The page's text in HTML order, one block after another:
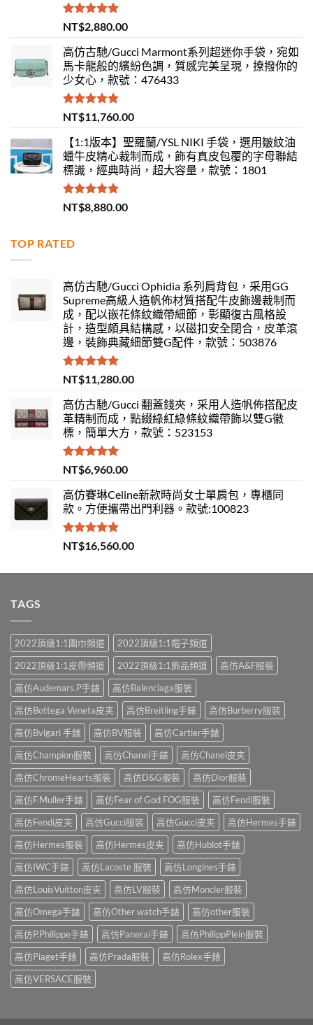
評分 5.00
滿分 5
NT$2,880.00
高仿古馳/Gucci Marmont系列超迷你手袋，宛如
馬卡龍般的繽紛色調，質感完美呈現，撩撥你的
少女心，款號：476433
評分5.00
滿分 5
NT$11,760.00
【1:1版本】聖羅蘭/YSL NIKI 手袋，選用皺紋油
蠟牛皮精心裁制而成，飾有真皮包覆的字母聯結
標識，經典時尚，超大容量，款號：1801
評分 5.00
滿分 5
NT$8,880.00
TOP RATED
高仿古馳/Gucci Ophidia 系列肩背包，采用GG
Supreme高級人造帆佈材質搭配牛皮飾邊裁制而
成，配以嵌花條紋織帶細節，彰顯復古風格設
計，造型頗具結構感，以磁扣安全閉合，皮革滾
邊，裝飾典藏細節雙G配件，款號：503876
評分5.00
滿分 5
NT$11,280.00
高仿古馳/Gucci 翻蓋錢夾，采用人造帆佈搭配皮
革精制而成，點綴綠紅綠條紋織帶飾以雙G徽
標，簡單大方，款號：523153
評分 5.00
滿分 5
NT$6,960.00
高仿賽琳Celine新款時尚女士單肩包，專櫃同
款。方便攜帶出門利器。款號:100823
評分5.00
滿分 5
NT$16,560.00
TAGS
2022頂級1:1圍巾頻道
2022頂級1:1帽子頻道
2022頂級1:1皮帶頻道
2022頂級1:1飾品頻道
高仿A&F服裝
高仿Audemars.P手錶
高仿Balenciaga服裝
高仿Bottega Veneta皮夹
高仿Breitling手錶
高仿Burberry服裝
高仿Bvlgari 手錶
高仿BV服裝
高仿Cartier手錶
高仿Champion服裝
高仿Chanel手錶
高仿Chanel皮夹
高仿ChromeHearts服裝
高仿D&G服裝
高仿Dior服裝
高仿F.Muller手錶
高仿Fear of God FOG服裝
高仿Fendi服裝
高仿Fendi皮夹
高仿Gucci服裝 高仿Gucci皮夹
高仿Hermes手錶
高仿Hermes服裝
高仿Hermes皮夹
高仿Hublot手錶
高仿IWC手錶
高仿Lacoste 服裝
高仿Longines手錶
高仿LouisVuitton皮夹
高仿LV服裝
高仿Moncler服裝
高仿Omega手錶
高仿Other watch手錶
高仿other服裝
高仿P.Philippe手錶
高仿Panerai手錶
高仿PhilippPlein服裝
高仿Piaget手錶
高仿Prada服裝
高仿Rolex手錶
高仿VERSACE服裝